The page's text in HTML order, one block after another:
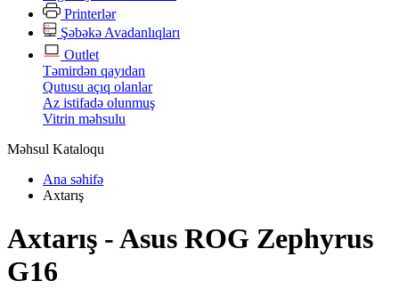
Printerlər
Şəbəkə Avadanlıqları
Outlet
Təmirdən qayıdan
Qutusu açıq olanlar
Az istifadə olunmuş
Vitrin məhsulu
Məhsul Kataloqu
Ana səhifə
Axtarış
Axtarış - Asus ROG Zephyrus
G16